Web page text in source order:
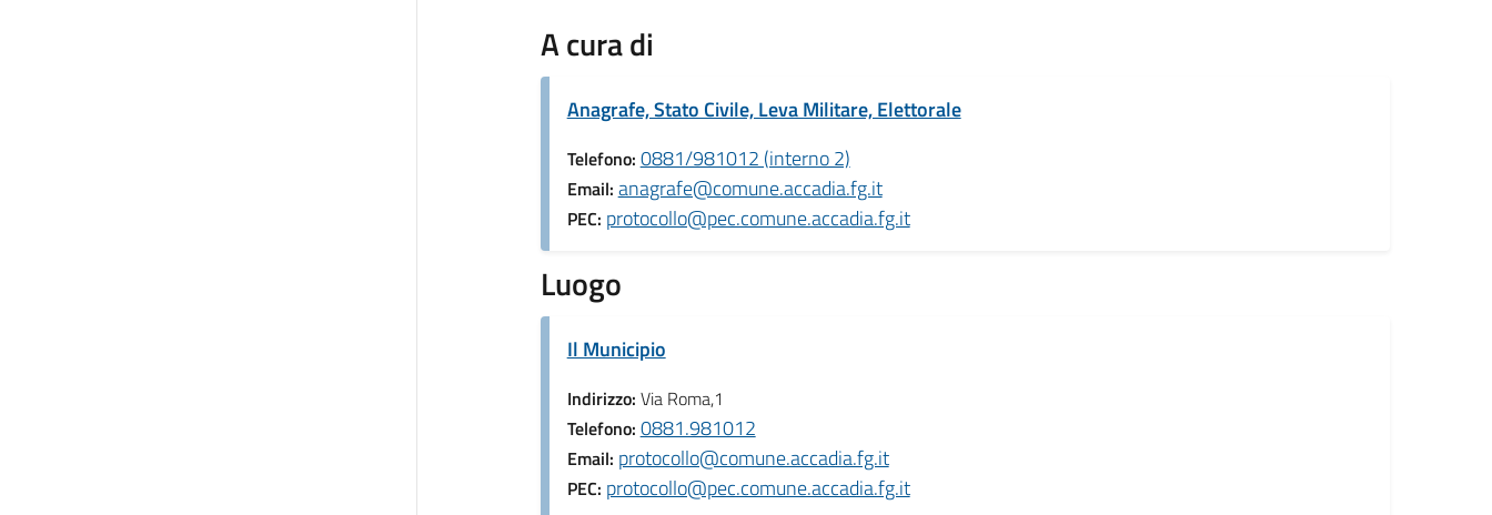
A cura di
Anagrafe, Stato Civile, Leva Militare, Elettorale
Telefono: 0881/981012 (interno 2)
Email: anagrafe@comune.accadia.fg.it
PEC: protocollo@pec.comune.accadia.fg.it
Luogo
Il Municipio
Indirizzo: Via Roma,1
Telefono: 0881.981012
Email: protocollo@comune.accadia.fg.it
PEC: protocollo@pec.comune.accadia.fg.it